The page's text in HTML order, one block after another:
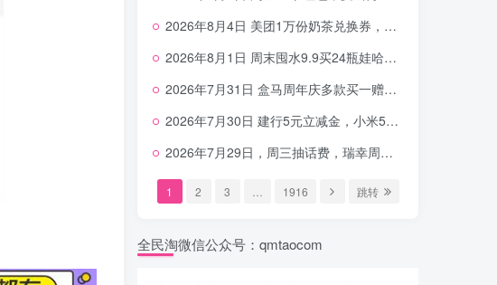
2026年8月4日 美团1万份奶茶兑换券，农行5E卡，中行支付超给利，美团领18个冰激凌，小米每天领2-6元等等
2026年8月1日 周末囤水9.9买24瓶娃哈哈，建行100元京东券，移动5元话费，麦当劳甜筒，交行立减金等
2026年7月31日 盒马周年庆多款买一赠一，饿了么拆红包，建行30立减金，农行领10元刷卡金等
2026年7月30日 建行5元立减金，小米5元，抢2500份爷爷不泡茶，闪购20-20，3元吃瑞幸咖啡等
2026年7月29日，周三抽话费，瑞幸周三免单，4.9元瑞幸咖啡，蜜雪兑换券，工行5元立减金等
1 2 3 1916 跳转
全民淘微信公众号：qmtaocom